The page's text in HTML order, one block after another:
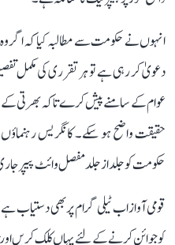
دعویٰ کر رہی ہے تو ہر تقرری کی مکمل
عوام کے سامنے پیش کرے تاکہ بھرتی
حقیقت واضح ہو سکے۔ کانگریس رہنماؤں
حکومت کو جلد از جلد مفصل وائٹ پیپر
قومی آواز اب ٹیلی گرام پر بھی
کو جوائن کرنے کے لئے یہاں کلک کریں